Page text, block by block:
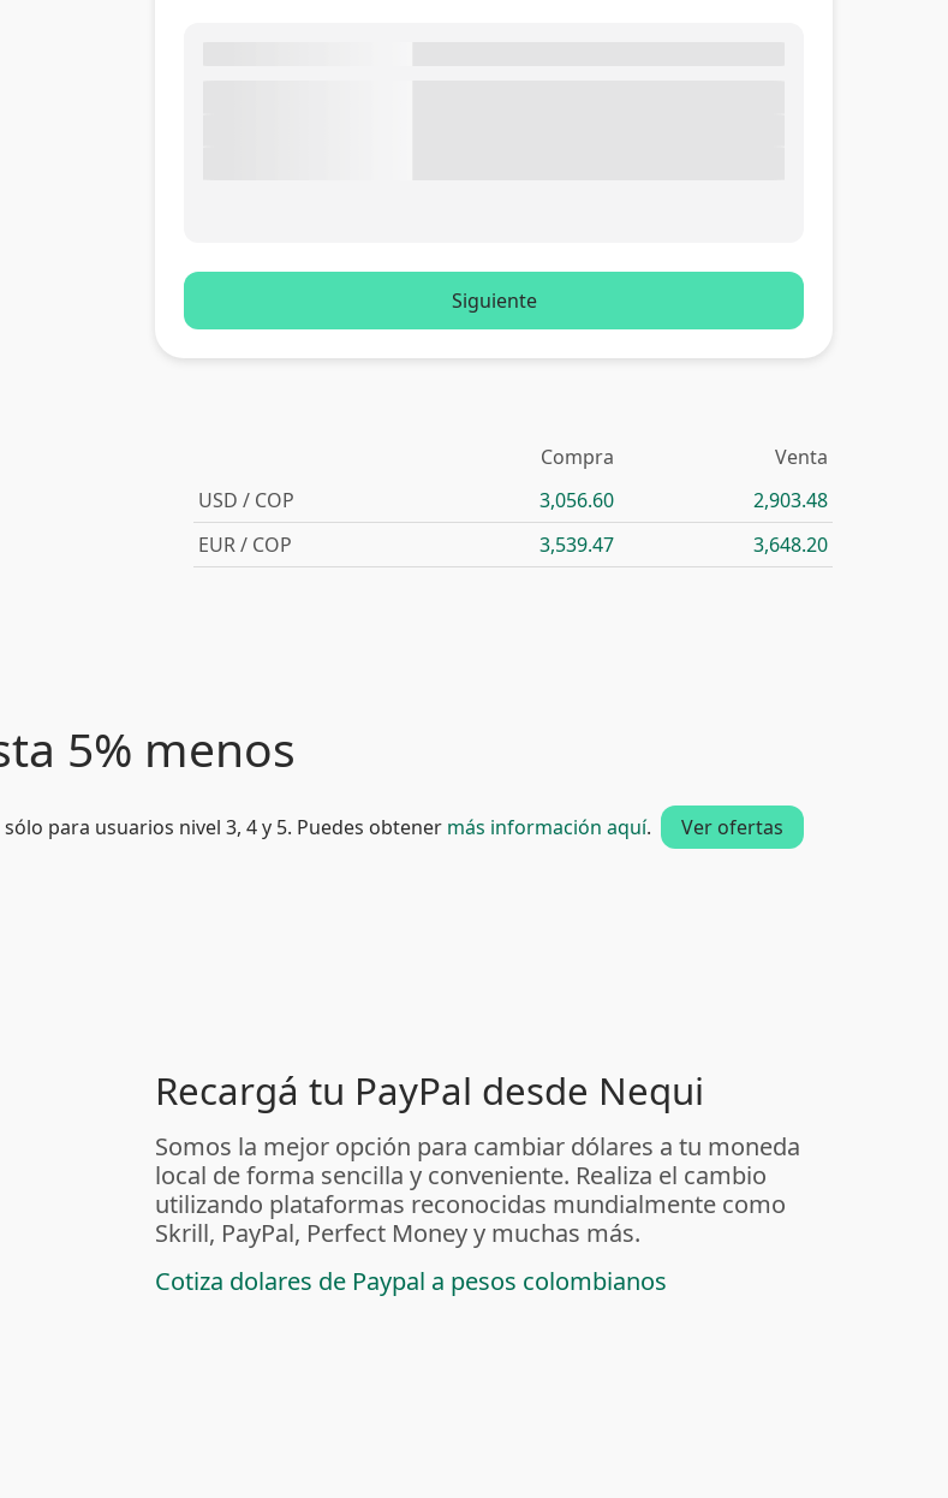
Siguiente
Compra
Venta
USD / COP
3,056.60
2,903.48
EUR / COP
3,539.47 3,648.20
5% menos
para usuarios nivel 3, 4 y 5. Puedes obtener más información aquí. Ver ofertas
Recargá tu PayPal desde Nequi
Somos la mejor opción para cambiar dólares a tu moneda
local de forma sencilla y conveniente. Realiza el cambio
utilizando plataformas reconocidas mundialmente como
Skrill, PayPal, Perfect Money y muchas más.
Cotiza dolares de Paypal a pesos colombianos